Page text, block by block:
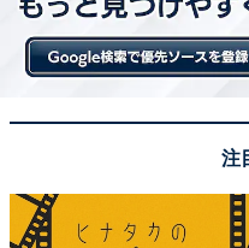
「ハマイズム」が感じられる、
はフロント（提供画像）
注